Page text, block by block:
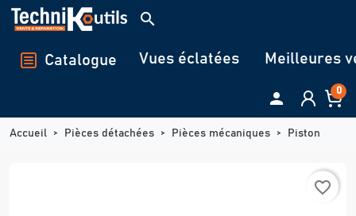
Panneau de gestion des cookies
search
Catalogue Vues éclatées Meilleures
 0
Accueil Pièces détachées Pièces mécaniques Piston
favorite_border